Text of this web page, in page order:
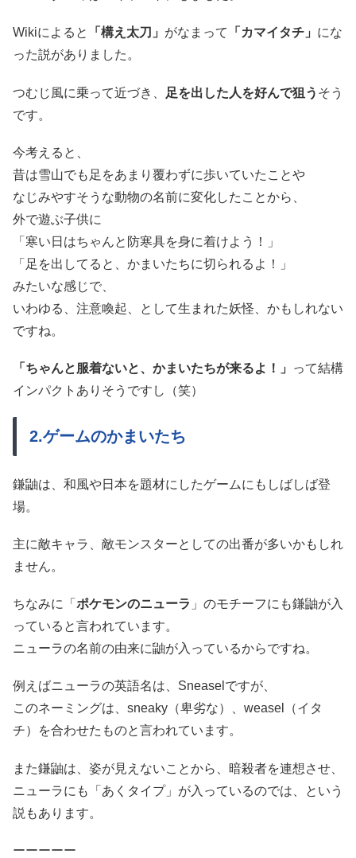
Wikiによると 「構え太刀」 がなまって 「カマイタチ」 にな
った説がありました。
つむじ風に乗って近づき、 足を出した人を好んで狙う そう
です。
今考えると、
昔は雪山でも足をあまり覆わずに歩いていたことや
なじみやすそうな動物の名前に変化したことから、
外で遊ぶ子供に
「寒い日はちゃんと防寒具を身に着けよう！」
「足を出してると、かまいたちに切られるよ！」
みたいな感じで、
いわゆる、注意喚起、として生まれた妖怪、かもしれない
ですね。
「ちゃんと服着ないと、かまいたちが来るよ！」
って結構
インパクトありそうですし（笑）
2.ゲームのかまいたち
鎌鼬は、和風や日本を題材にしたゲームにもしばしば登
場。
主に敵キャラ、敵モンスターとしての出番が多いかもしれ
ません。
ちなみに「 ポケモンのニューラ 」のモチーフにも鎌鼬が入
っていると言われています。
ニューラの名前の由来に鼬が入っているからですね。
例えばニューラの英語名は、Sneaselですが、
このネーミングは、sneaky（卑劣な）、weasel（イタ
チ）を合わせたものと言われています。
また鎌鼬は、姿が見えないことから、暗殺者を連想させ、
ニューラにも「あくタイプ」が入っているのでは、という
説もあります。
ーーーーー